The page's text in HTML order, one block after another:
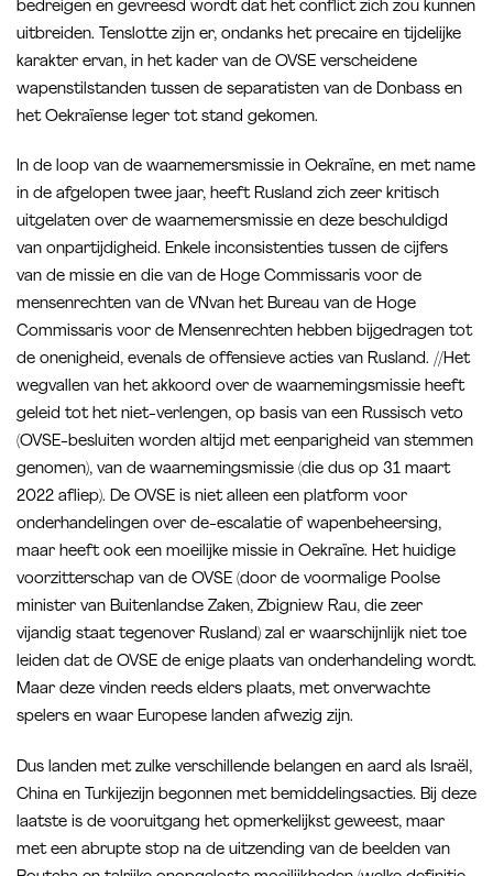
bedreigen en gevreesd wordt dat het conflict zich zou kunnen
uitbreiden. Tenslotte zijn er, ondanks het precaire en tijdelijke
karakter ervan, in het kader van de OVSE verscheidene
wapenstilstanden tussen de separatisten van de Donbass en
het Oekraïense leger tot stand gekomen.
In de loop van de waarnemersmissie in Oekraïne, en met name
in de afgelopen twee jaar, heeft Rusland zich zeer kritisch
uitgelaten over de waarnemersmissie en deze beschuldigd
van onpartijdigheid. Enkele inconsistenties tussen de cijfers
van de missie en die van de Hoge Commissaris voor de
mensenrechten van de VNvan het Bureau van de Hoge
Commissaris voor de Mensenrechten hebben bijgedragen tot
de onenigheid, evenals de offensieve acties van Rusland. //Het
wegvallen van het akkoord over de waarnemingsmissie heeft
geleid tot het niet-verlengen, op basis van een Russisch veto
(OVSE-besluiten worden altijd met eenparigheid van stemmen
genomen), van de waarnemingsmissie (die dus op 31 maart
2022 afliep). De OVSE is niet alleen een platform voor
onderhandelingen over de-escalatie of wapenbeheersing,
maar heeft ook een moeilijke missie in Oekraïne. Het huidige
voorzitterschap van de OVSE (door de voormalige Poolse
minister van Buitenlandse Zaken, Zbigniew Rau, die zeer
vijandig staat tegenover Rusland) zal er waarschijnlijk niet toe
leiden dat de OVSE de enige plaats van onderhandeling wordt.
Maar deze vinden reeds elders plaats, met onverwachte
spelers en waar Europese landen afwezig zijn.
Dus landen met zulke verschillende belangen en aard als Israël,
China en Turkijezijn begonnen met bemiddelingsacties. Bij deze
laatste is de vooruitgang het opmerkelijkst geweest, maar
met een abrupte stop na de uitzending van de beelden van